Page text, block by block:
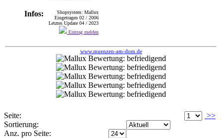
Infos:
Shopsystem: Mallux
Eingetragen 02 / 2006
Letztes Update 04 / 2023
Eintrag melden
www.muenzen-am-dom.de
Seite:
>>
Sortierung:
Anz. pro Seite: